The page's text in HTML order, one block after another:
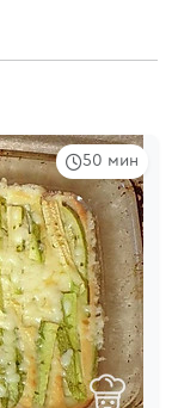
50 мин